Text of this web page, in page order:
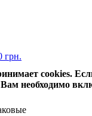
грн.
cookies.
необходимо